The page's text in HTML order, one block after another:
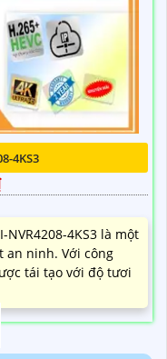
4KS3
4KS3 là một
an ninh. Với công
tái tạo với độ tươi